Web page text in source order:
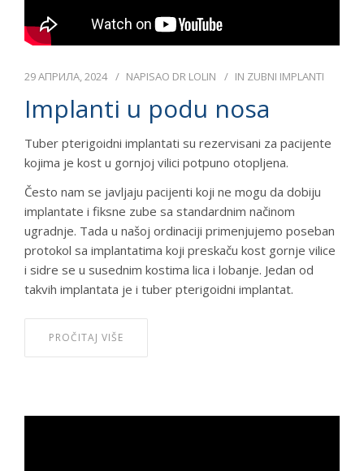
29 АПРИЛА, 2024 NAPISAO DR LOLIN IN ZUBNI IMPLANTI
Implanti u podu nosa
Tuber pterigoidni implantati su rezervisani za pacijente
kojima je kost u gornjoj vilici potpuno otopljena.
Često nam se javljaju pacijenti koji ne mogu da dobiju
implantate i fiksne zube sa standardnim načinom
ugradnje. Tada u našoj ordinaciji primenjujemo poseban
protokol sa implantatima koji preskaču kost gornje vilice
i sidre se u susednim kostima lica i lobanje. Jedan od
takvih implantata je i tuber pterigoidni implantat.
PROČITAJ VIŠE